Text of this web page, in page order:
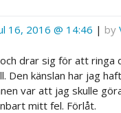
16, 2016 @ 14:46 | by
drar sig för att
Den känslan har jag
var att jag skulle
mitt fel. Förlåt.